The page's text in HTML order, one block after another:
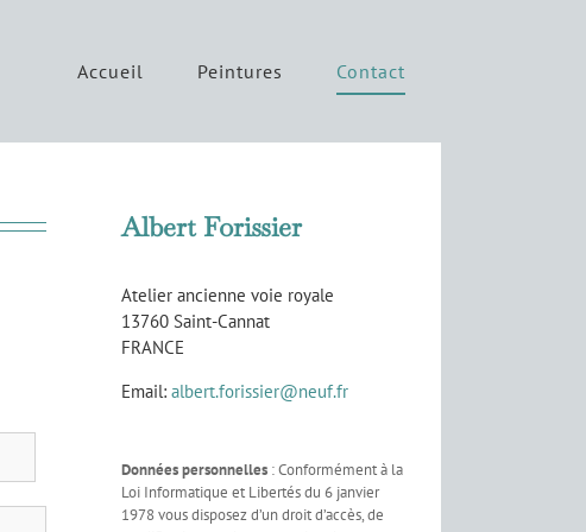
Accueil Peintures Contact
Albert Forissier
Atelier ancienne voie royale
13760 Saint-Cannat
FRANCE
Email: albert.forissier@neuf.fr
Données personnelles: Conformément à la
Loi Informatique et Libertés du 6 janvier
1978 vous disposez d’un droit d’accès, de